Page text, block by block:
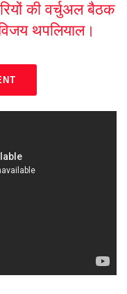
की वर्चुअल बैठक
थपलियाल।